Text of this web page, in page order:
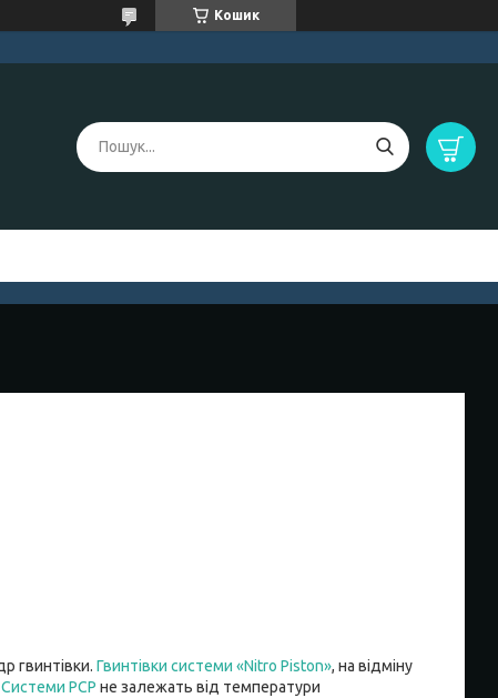
Кошик
гвинтівки. Гвинтівки системи «Nitro Piston», на відміну
Системи PCP не залежать від температури